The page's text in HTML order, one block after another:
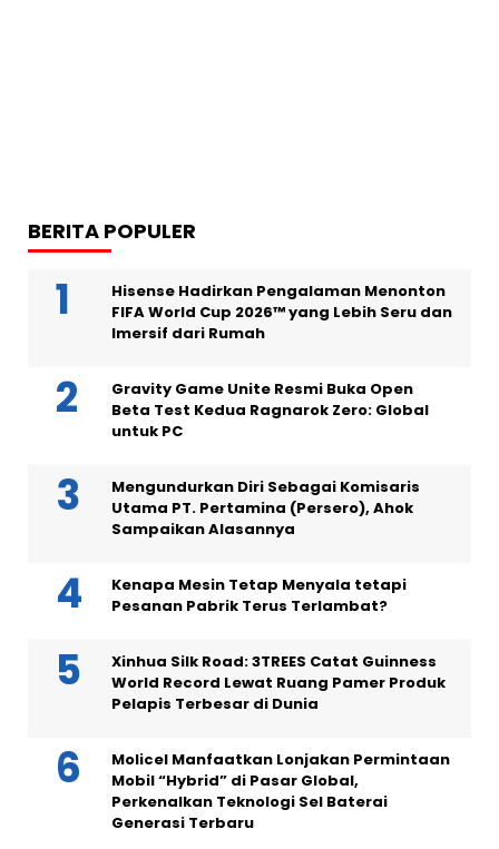
BERITA POPULER
Hisense Hadirkan Pengalaman Menonton
FIFA World Cup 2026™ yang Lebih Seru dan
Imersif dari Rumah
Gravity Game Unite Resmi Buka Open
Beta Test Kedua Ragnarok Zero: Global
untuk PC
Mengundurkan Diri Sebagai Komisaris
Utama PT. Pertamina (Persero), Ahok
Sampaikan Alasannya
Kenapa Mesin Tetap Menyala tetapi
Pesanan Pabrik Terus Terlambat?
Xinhua Silk Road: 3TREES Catat Guinness
World Record Lewat Ruang Pamer Produk
Pelapis Terbesar di Dunia
Molicel Manfaatkan Lonjakan Permintaan
Mobil “Hybrid” di Pasar Global,
Perkenalkan Teknologi Sel Baterai
Generasi Terbaru